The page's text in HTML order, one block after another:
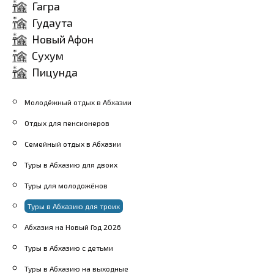
Гагра
Гудаута
Новый Афон
Сухум
Пицунда
Молодёжный отдых в Абхазии
Отдых для пенсионеров
Семейный отдых в Абхазии
Туры в Абхазию для двоих
Туры для молодожёнов
Туры в Абхазию для троих
Абхазия на Новый Год 2026
Туры в Абхазию с детьми
Туры в Абхазию на выходные
Исследуйте уникальные
пещеры со сталактитами и
сталагмитами.
природу Абхазии.
Парашютный спорт - Для
спорт с прыжками с
парашютом или
парапланом.
прогулками на лошадях,
исследуя красивую
природу Абхазии верхом.